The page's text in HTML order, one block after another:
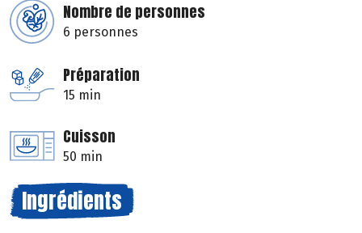
Nombre de personnes
6 personnes
Préparation
15 min
Cuisson
50 min
Ingrédients